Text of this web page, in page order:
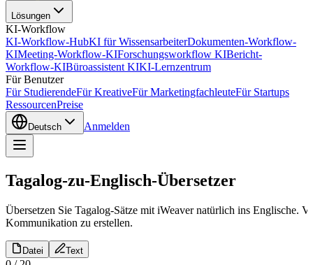
Lösungen
KI-Workflow
KI-Workflow-HubKI für WissensarbeiterDokumenten-Workflow-
KIMeeting-Workflow-KIForschungsworkflow KIBericht-
Workflow-KIBüroassistent KIKI-Lernzentrum
Für Benutzer
Für StudierendeFür KreativeFür MarketingfachleuteFür Startups
RessourcenPreise
Deutsch Anmelden
Tagalog-zu-Englisch-Übersetzer
Übersetzen Sie Tagalog-Sätze mit iWeaver natürlich ins Englische.
Kommunikation zu erstellen.
Datei Text